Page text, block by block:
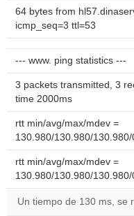
64 bytes from
icmp_seq=3 ttl=53
--- www. ping statistics ---
3 packets transmitted, 3
time 2000ms
rtt min/avg/max/mdev =
130.980/130.980/
rtt min/avg/max/mdev =
130.980/130.980/
Un tiempo de 130 ms, se